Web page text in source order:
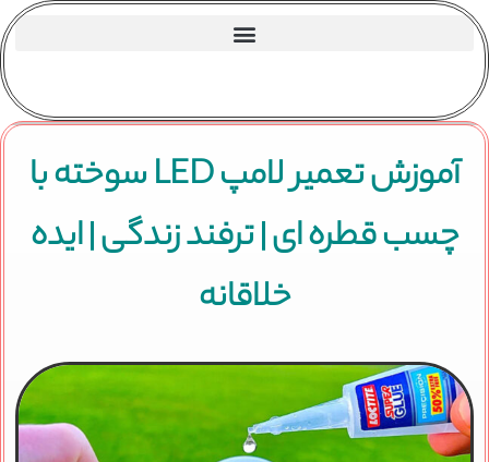
آموزش تعمیر لامپ LED سوخته با
چسب قطره ای | ترفند زندگی | ایده
خلاقانه